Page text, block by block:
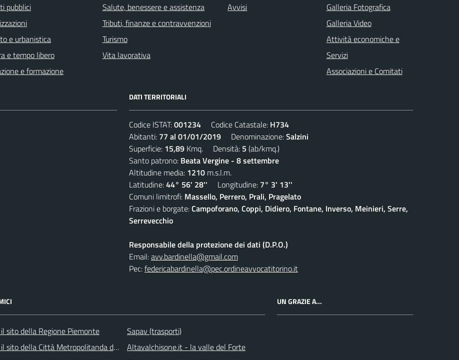
pubblici
e urbanistica
e tempo libero
e formazione
Salute, benessere e assistenza
Tributi, finanze e contravvenzioni
Turismo
Vita lavorativa
Avvisi
Galleria Fotografica
Galleria Video
Attività economiche e
Servizi
Associazioni e Comitati
DATI TERRITORIALI
Codice ISTAT:001234 Codice Catastale: H734
Abitanti: 77 al 01/01/2019 Denominazione:Salzini
Superficie: 15,89 Kmq. Densità: 5 (ab/kmq.)
Santo patrono: Beata Vergine - 8 settembre
Altitudine media: 1210 m.s.l.m.
Latitudine:44° 56' 28'' Longitudine: 7° 3' 13''
Comuni limitrofi: Massello, Perrero, Prali, Pragelato
Frazioni e borgate:Campoforano, Coppi, Didiero, Fontane, Inverso, Meinieri, Serre,
Serrevecchio
Responsabile della protezione dei dati (D.P.O.)
Email:avv.bardinella@gmail.com
Pec:federicabardinella@pec.ordineavvocatitorino.it
sito della Regione Piemonte
sito della Città Metropolitanda di Torino
Sapav (trasporti)
Altavalchisone.it - la valle del Forte
UN GRAZIE A...